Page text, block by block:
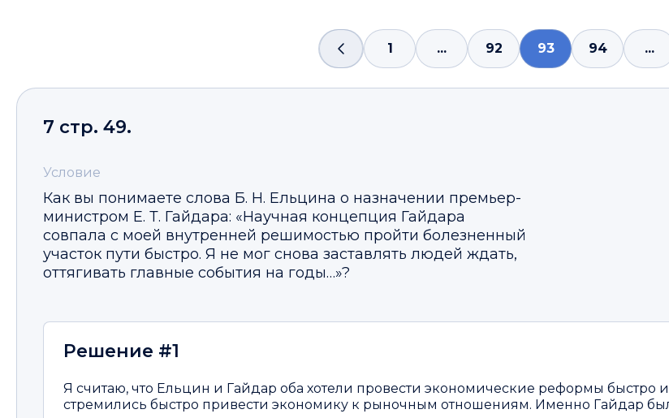
1 ... 92 93 94 ...
7 стр. 49.
Условие
Как вы понимаете слова Б. Н. Ельцина о назначении премьер-
министром Е. Т. Гайдара: «Научная концепция Гайдара
совпала с моей внутренней решимостью пройти болезненный
участок пути быстро. Я не мог снова заставлять людей ждать,
оттягивать главные события на годы…»?
Решение #1
Я считаю, что Ельцин и Гайдар оба хотели провести экономические реформы быстро
стремились быстро привести экономику к рыночным отношениям. Именно Гайдар